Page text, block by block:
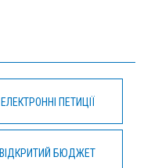
ЕЛЕКТРОННІ ПЕТИЦІЇ
ВІДКРИТИЙ БЮДЖЕТ